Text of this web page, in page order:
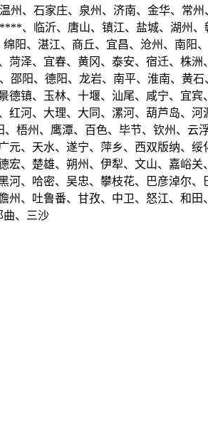
、石家庄、泉州、济南、金华、常州
、临沂、唐山、镇江、盐城、湖州
阳、湛江、商丘、宜昌、沧州、南阳
泽、宜春、黄冈、泰安、宿迁、株
阳、德阳、龙岩、南平、淮南、黄石
镇、玉林、十堰、汕尾、咸宁、宜宾
河、大理、大同、漯河、葫芦岛、
梧州、鹰潭、百色、毕节、钦州、云
、天水、遂宁、萍乡、西双版纳、绥
、楚雄、朔州、伊犁、文山、嘉峪
、哈密、吴忠、攀枝花、巴彦淖尔
、吐鲁番、甘孜、中卫、怒江、和田
曲、三沙